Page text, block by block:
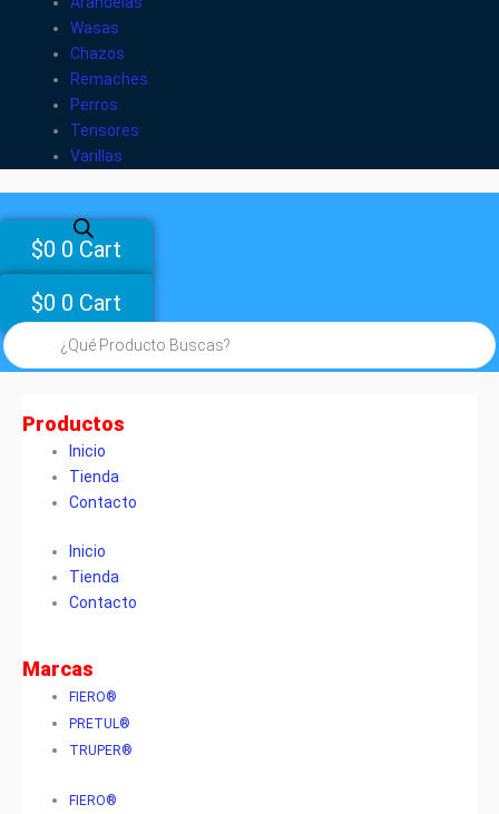
Wasas
Chazos
Remaches
Perros
Tensores
Varillas
$0 0 Cart
$0 0 Cart
Búsqueda
de
productos
Productos
Inicio
Tienda
Contacto
Inicio
Tienda
Contacto
Marcas
FIERO®
PRETUL®
TRUPER®
FIERO®